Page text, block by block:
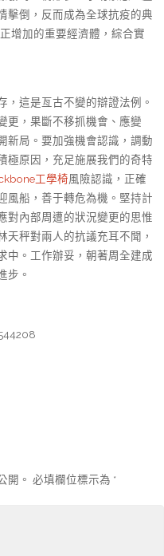
擊倒，反而成為全球抗疫的典
增加的重要經濟體，綜合實
這是亙古不變的辯證法例。
更，果斷不移抓機會、應變
新局。要加強機會認識，調動
極原因，充足施展我們的奇特
工學椅風險認識，正確
風船，善于轉危為機。堅持計
對內部周遭的狀況變更的思惟
秤對兩人的抗議充耳不聞，
中。工作辦妥，朝著周全建成
步。
開。 必填欄位標示為 *